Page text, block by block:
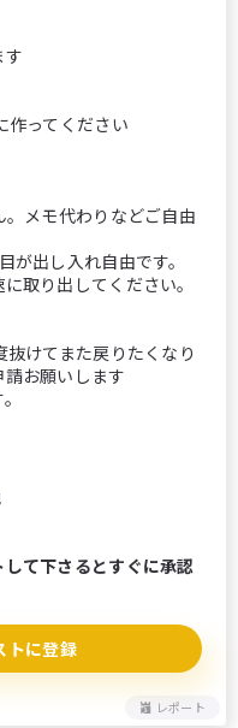
す
ってください
メモ代わりなどご自由
出し入れ自由です。
取り出してください。
けてまた戻りたくなり
お願いします
要ないです。
て下さるとすぐに承認
レポート
トに登録